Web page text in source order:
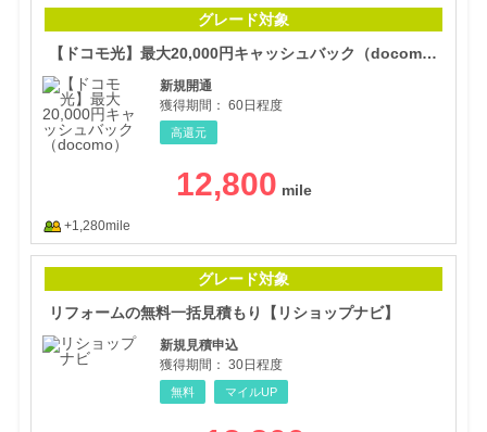
グレード対象
【ドコモ光】最大20,000円キャッシュバック（docomo）
新規開通
獲得期間： 60日程度
高還元
12,800
+1,280mile
グレード対象
リフォームの無料一括見積もり【リショップナビ】
新規見積申込
獲得期間： 30日程度
無料 マイルUP